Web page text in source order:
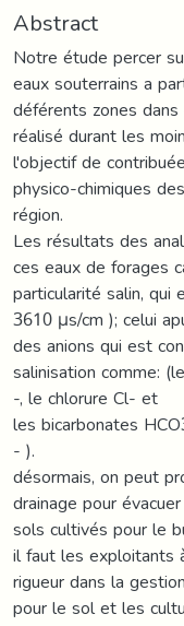
Abstract
Notre étude percer
eaux souterrains a
déférents zones
réalisé durant les
l'objectif de
physico-chimiques
région.
Les résultats des
ces eaux de forages
particularité salin,
3610 μs/cm ); celui
des anions qui est
salinisation comme:
-, le chlorure Cl- et
les bicarbonates
- ).
désormais, on peut
drainage pour
sols cultivés pour le
il faut les exploitants
rigueur dans la
pour le sol et les